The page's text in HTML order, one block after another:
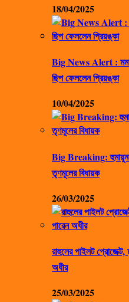
18/04/2025
Big News Alert :
ছিপ ফেললেন প্রিয়ঙ্কা
10/04/2025
Big Breaking:
তৃণমূলের বিধায়ক
26/03/2025
রাহুলের পাইলট প্রোজেক্ট,
অধীর
25/03/2025